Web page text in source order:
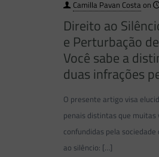
Camilla Pavan Costa on
Direito ao
e Perturbação
Você sabe a
duas infrações
O presente artigo visa
penais distintas que muitas
confundidas pela
ao silêncio: […]